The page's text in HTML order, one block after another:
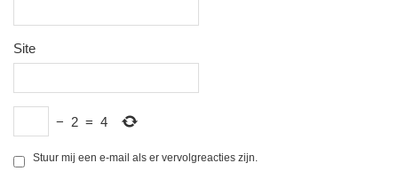
Site
− 2 = 4
Stuur mij een e-mail als er vervolgreacties zijn.